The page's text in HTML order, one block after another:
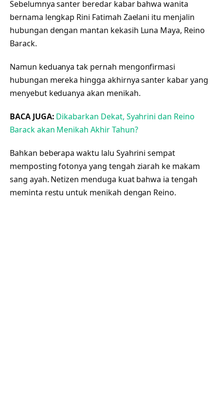
Sebelumnya santer beredar kabar bahwa wanita
bernama lengkap Rini Fatimah Zaelani itu menjalin
hubungan dengan mantan kekasih Luna Maya, Reino
Barack.
Namun keduanya tak pernah mengonfirmasi
hubungan mereka hingga akhirnya santer kabar yang
menyebut keduanya akan menikah.
BACA JUGA: Dikabarkan Dekat, Syahrini dan Reino
Barack akan Menikah Akhir Tahun?
Bahkan beberapa waktu lalu Syahrini sempat
memposting fotonya yang tengah ziarah ke makam
sang ayah. Netizen menduga kuat bahwa ia tengah
meminta restu untuk menikah dengan Reino.